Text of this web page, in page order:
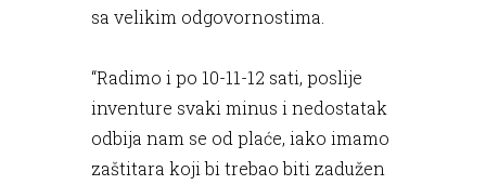
sa velikim odgovornostima.
“Radimo i po 10-11-12 sati, poslije
inventure svaki minus i nedostatak
odbija nam se od plaće, iako imamo
zaštitara koji bi trebao biti zadužen